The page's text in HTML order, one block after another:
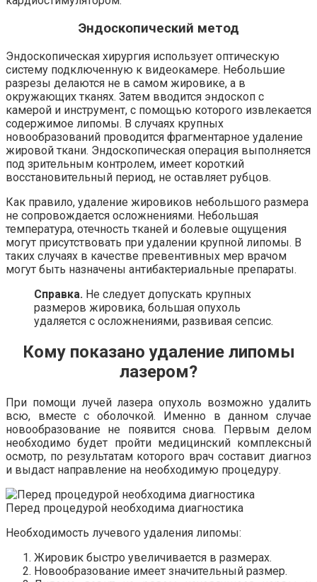
Эндоскопический метод
Эндоскопическая хирургия использует оптическую
систему подключенную к видеокамере. Небольшие
разрезы делаются не в самом жировике, а в
окружающих тканях. Затем вводится эндоскоп с
камерой и инструмент, с помощью которого извлекается
содержимое липомы. В случаях крупных
новообразований проводится фрагментарное удаление
жировой ткани. Эндоскопическая операция выполняется
под зрительным контролем, имеет короткий
восстановительный период, не оставляет рубцов.
Как правило, удаление жировиков небольшого размера
не сопровождается осложнениями. Небольшая
температура, отечность тканей и болевые ощущения
могут присутствовать при удалении крупной липомы. В
таких случаях в качестве превентивных мер врачом
могут быть назначены антибактериальные препараты.
Справка. Не следует допускать крупных
размеров жировика, большая опухоль
удаляется с осложнениями, развивая сепсис.
Кому показано удаление липомы
лазером?
При помощи лучей лазера опухоль возможно удалить
всю, вместе с оболочкой. Именно в данном случае
новообразование не появится снова. Первым делом
необходимо будет пройти медицинский комплексный
осмотр, по результатам которого врач составит диагноз
и выдаст направление на необходимую процедуру.
Перед процедурой необходима диагностика
Необходимость лучевого удаления липомы:
Жировик быстро увеличивается в размерах.
Новообразование имеет значительный размер.